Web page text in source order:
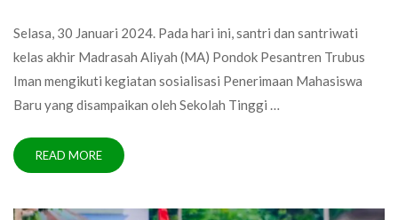
Selasa, 30 Januari 2024. Pada hari ini, santri dan santriwati
kelas akhir Madrasah Aliyah (MA) Pondok Pesantren Trubus
Iman mengikuti kegiatan sosialisasi Penerimaan Mahasiswa
Baru yang disampaikan oleh Sekolah Tinggi …
READ MORE